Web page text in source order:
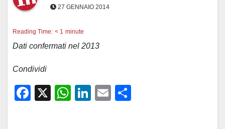
27 GENNAIO 2014
Reading Time: < 1 minute
Dati confermati nel 2013
Condividi
F
X
W
Li
E